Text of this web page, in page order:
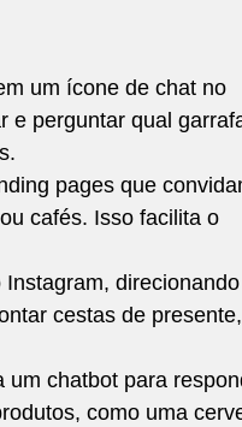
um ícone de chat no
e perguntar qual
pages que
cafés. Isso facilita o
direcionando
cestas de presente,
um chatbot para
como uma